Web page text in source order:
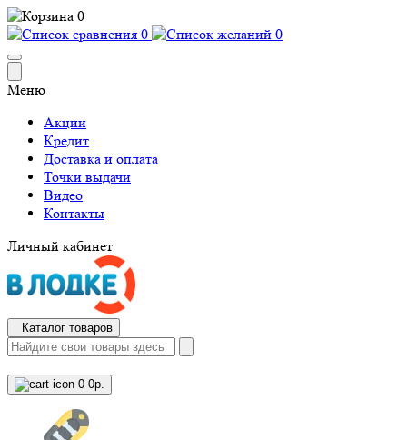
0
0
0
Меню
Акции
Кредит
Доставка и оплата
Точки выдачи
Видео
Контакты
Личный кабинет
Каталог товаров
0 0р.